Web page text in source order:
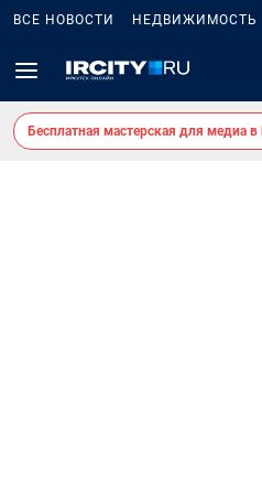
ВСЕ НОВОСТИ НЕДВИЖИМОСТЬ
Бесплатная мастерская для медиа в